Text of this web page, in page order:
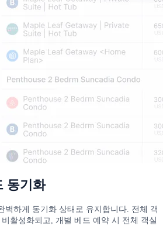
동기화
벽하게 동기화 상태로 유지합니다. 전체 객
활성화되고, 개별 베드 예약 시 전체 객실